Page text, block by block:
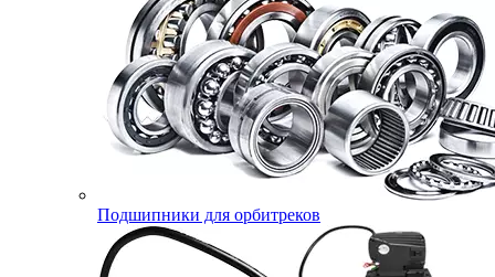
Подшипники для орбитреков